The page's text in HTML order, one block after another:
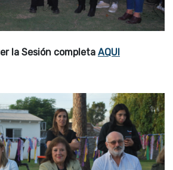
la Sesión completa AQUI